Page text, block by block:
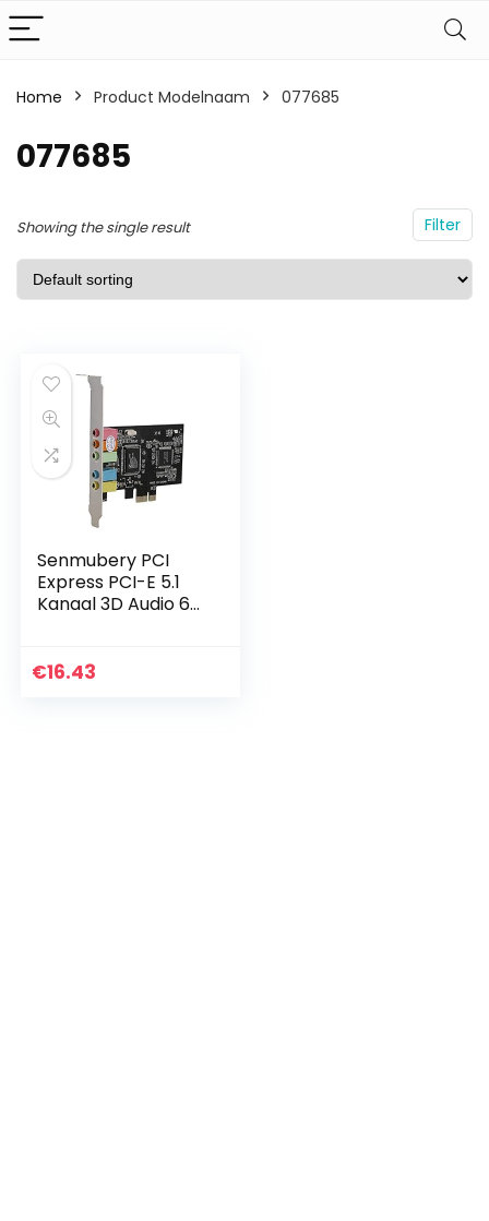
Home Product Modelnaam 077685
077685
Filter
Showing the single result
Senmubery PCI
Express PCI-E 5.1
Kanaal 3D Audio 6
winst XP
€16.43